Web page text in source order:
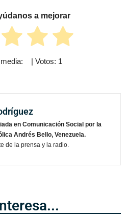
a mejorar
| Votos: 1
en Comunicación Social por la
Andrés Bello, Venezuela.
de la prensa y la radio.